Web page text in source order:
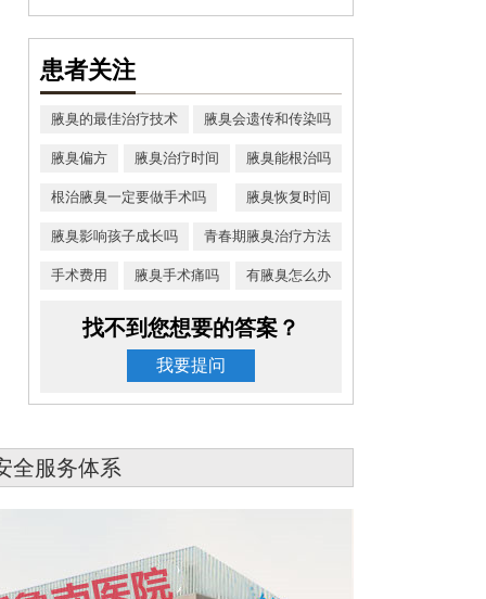
患者关注
腋臭的最佳治疗技术 腋臭会遗传和传染吗
腋臭偏方 腋臭治疗时间 腋臭能根治吗
根治腋臭一定要做手术吗 腋臭恢复时间
腋臭影响孩子成长吗 青春期腋臭治疗方法
手术费用 腋臭手术痛吗 有腋臭怎么办
找不到您想要的答案？
我要提问
全服务体系